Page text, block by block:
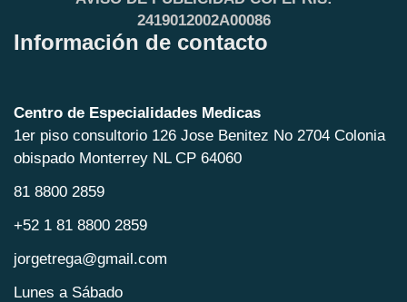
2419012002A00086
Información de contacto
Centro de Especialidades Medicas
1er piso consultorio 126 Jose Benitez No 2704 Colonia
obispado Monterrey NL CP 64060
81 8800 2859
+52 1 81 8800 2859
jorgetrega@gmail.com
Lunes a Sábado